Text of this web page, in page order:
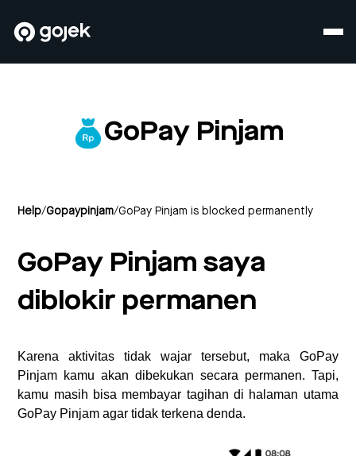
GoPay Pinjam
Help/Gopaypinjam/GoPay Pinjam is blocked permanently
GoPay Pinjam saya
diblokir permanen
Karena aktivitas tidak wajar tersebut, maka GoPay
Pinjam kamu akan dibekukan secara permanen. Tapi,
kamu masih bisa membayar tagihan di halaman utama
GoPay Pinjam agar tidak terkena denda.